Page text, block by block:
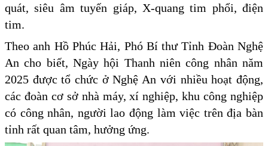
quát, siêu âm tuyến giáp, X-quang tim phổi, điện
tim.
Theo anh Hồ Phúc Hải, Phó Bí thư Tỉnh Đoàn Nghệ
An cho biết, Ngày hội Thanh niên công nhân năm
2025 được tổ chức ở Nghệ An với nhiều hoạt động,
các đoàn cơ sở nhà máy, xí nghiệp, khu công nghiệp
có công nhân, người lao động làm việc trên địa bàn
tỉnh rất quan tâm, hưởng ứng.